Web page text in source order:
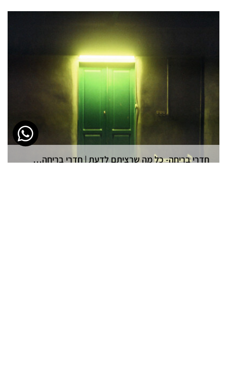
חדרי בריחה- כל מה שרציתם לדעת | חדרי בריחה בקריות